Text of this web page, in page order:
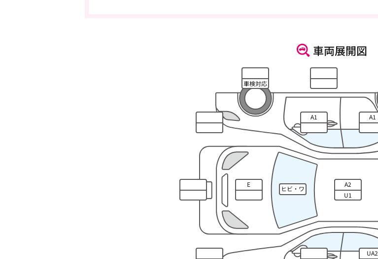
車両展開図
車検対応
A1 A1
E
ヒビ・ワ
レ・キズ
A2
U1
UA2